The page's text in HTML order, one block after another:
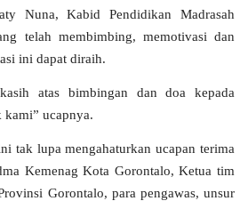
Nuna, Kabid Pendidikan Madrasah
telah membimbing, memotivasi dan
ini dapat diraih.
atas bimbingan dan doa kepada
ucapnya.
tak lupa mengahaturkan ucapan terima
Kemenag Kota Gorontalo, Ketua tim
Gorontalo, para pengawas, unsur